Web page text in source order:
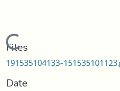
Loading...
Files
191535104133-
Date